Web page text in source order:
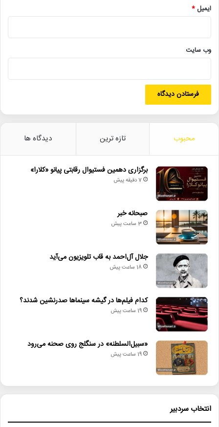
• برگزاری دهمین فستیوال رقابتی پیانو «کلارا»
• جلال آل‌احمد به قاب تلویزیون می‌آید
• «سبیل‌السلطنه» در سنگلج روی صحنه می‌رود
• روایت هنر و شعر عاشورایی در اختتامیه «میراث محتشم کاشانی»
ارکستر سمفونیک تهران
بنیاد رودکی
تالار وحدت
حسین علیزاده
مارش ایرانی
مازیار یونسی
یوهان اشتراووس
ایمیل*
وب‌ سایت
محبوب تازه ترین دیدگاه ها
برگزاری دهمین فستیوال رقابتی پیانو «کلارا»
7 دقیقه پیش
صبحانه خبر
3 ساعت پیش
جلال آل‌احمد به قاب تلویزیون می‌آید
18 ساعت پیش
کدام فیلم‌ها در گیشه سینماها صدرنشین شدند؟
19 ساعت پیش
«سبیل‌السلطنه» در سنگلج روی صحنه می‌رود
19 ساعت پیش
انتخاب سردبیر